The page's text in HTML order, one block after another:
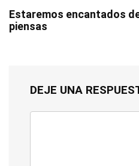
Estaremos encantados
piensas
DEJE UNA